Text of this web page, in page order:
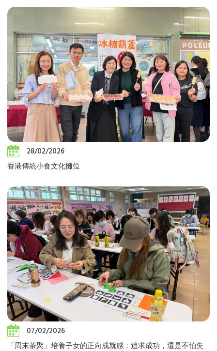
28/02/2026
香港傳統小食文化攤位
07/02/2026
「周末茶聚」培養子女的正向成就感：追求成功，還是不怕失